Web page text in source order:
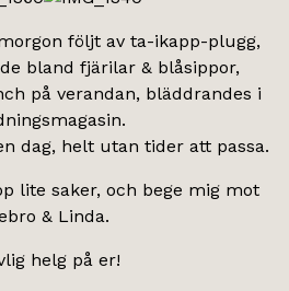
följt av ta-ikapp-plugg,
bland fjärilar & blåsippor,
på verandan, bläddrandes i
dag, helt utan tider att passa.
lite saker, och bege mig mot
& Linda.
helg på er!